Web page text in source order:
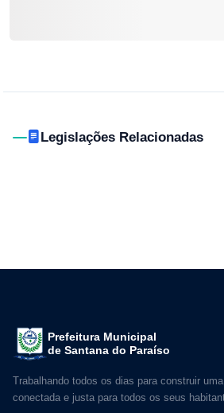
Legislações Relacionadas
Prefeitura Municipal
de Santana do Paraíso
Trabalhando todos os dias para construir
conectada e justa para todos os seus